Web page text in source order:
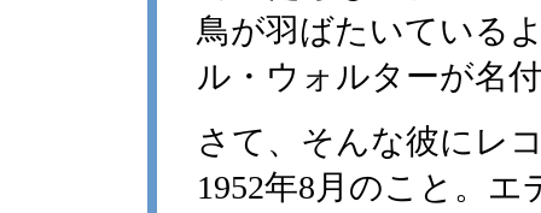
鳥が羽ばたいている
ル・ウォルターが名
さて、そんな彼にレ
1952年8月のこと。